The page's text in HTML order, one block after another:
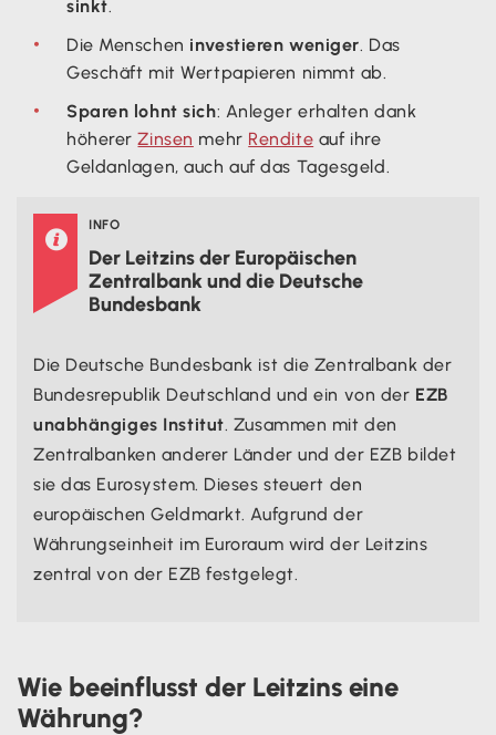
sinkt.
Die Menschen investieren weniger. Das
Geschäft mit Wertpapieren nimmt ab.
Sparen lohnt sich: Anleger erhalten dank
höhererZinsen mehr Rendite auf ihre
Geldanlagen, auch auf das Tagesgeld.
 INFO
Der Leitzins der Europäischen
Zentralbank und die Deutsche
Bundesbank
Die Deutsche Bundesbank ist die Zentralbank der
Bundesrepublik Deutschland und ein von der EZB
unabhängiges Institut. Zusammen mit den
Zentralbanken anderer Länder und der EZB bildet
sie das Eurosystem. Dieses steuert den
europäischen Geldmarkt. Aufgrund der
Währungseinheit im Euroraum wird der Leitzins
zentral von der EZB festgelegt.
Wie beeinflusst der Leitzins eine
Währung?